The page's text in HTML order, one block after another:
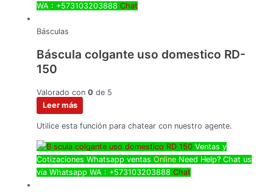
WA : +573103203888 Chat
Básculas
Báscula colgante uso domestico RD-
150
Valorado con 0 de 5
Leer más
Utilice esta función para chatear con nuestro agente.
Ventas y
Cotizaciones Whatsapp ventas Online Need Help? Chat us
via Whatsapp WA : +573103203888 Chat